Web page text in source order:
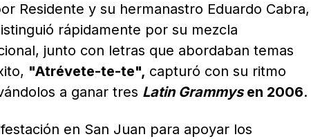
Residente y su hermanastro Eduardo Cabra,
rápidamente por su mezcla
junto con letras que abordaban temas
"Atrévete-te-te", capturó con su ritmo
a ganar tres Latin Grammysen 2006.
en San Juan para apoyar los